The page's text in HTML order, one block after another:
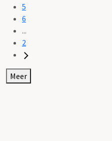
5
6
...
2
Meer